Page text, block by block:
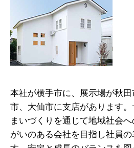
本社が横手市に、展示場が秋
市、大仙市に支店があります
まいづくりを通じて地域社会
がいのある会社を目指し社員